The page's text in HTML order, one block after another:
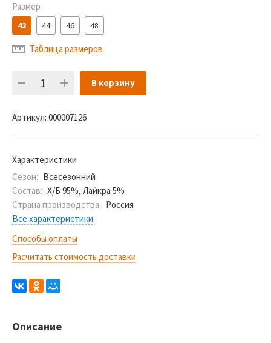
Размер
42 44 46 48
Таблица размеров
В корзину
Артикул: 000007126
Характеристики
Сезон: Всесезонний
Состав: Х/Б 95%, Лайкра 5%
Страна производства: Россия
Все характеристики
Способы оплаты
Расчитать стоимость доставки
Описание